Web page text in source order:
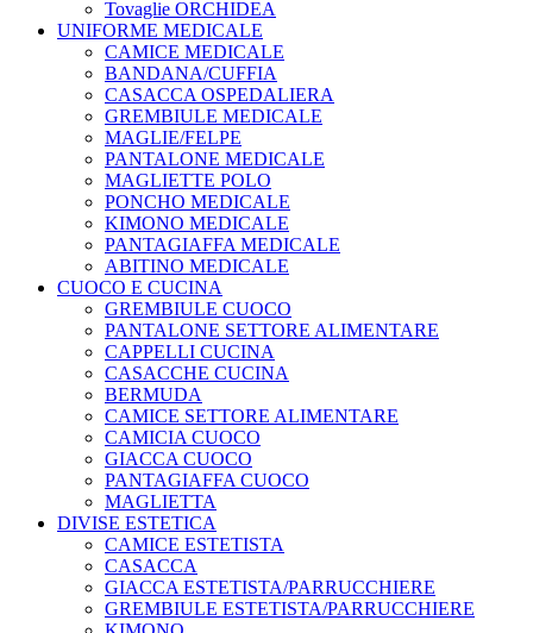
Tovaglie ORCHIDEA
UNIFORME MEDICALE
CAMICE MEDICALE
BANDANA/CUFFIA
CASACCA OSPEDALIERA
GREMBIULE MEDICALE
MAGLIE/FELPE
PANTALONE MEDICALE
MAGLIETTE POLO
PONCHO MEDICALE
KIMONO MEDICALE
PANTAGIAFFA MEDICALE
ABITINO MEDICALE
CUOCO E CUCINA
GREMBIULE CUOCO
PANTALONE SETTORE ALIMENTARE
CAPPELLI CUCINA
CASACCHE CUCINA
BERMUDA
CAMICE SETTORE ALIMENTARE
CAMICIA CUOCO
GIACCA CUOCO
PANTAGIAFFA CUOCO
MAGLIETTA
DIVISE ESTETICA
CAMICE ESTETISTA
CASACCA
GIACCA ESTETISTA/PARRUCCHIERE
GREMBIULE ESTETISTA/PARRUCCHIERE